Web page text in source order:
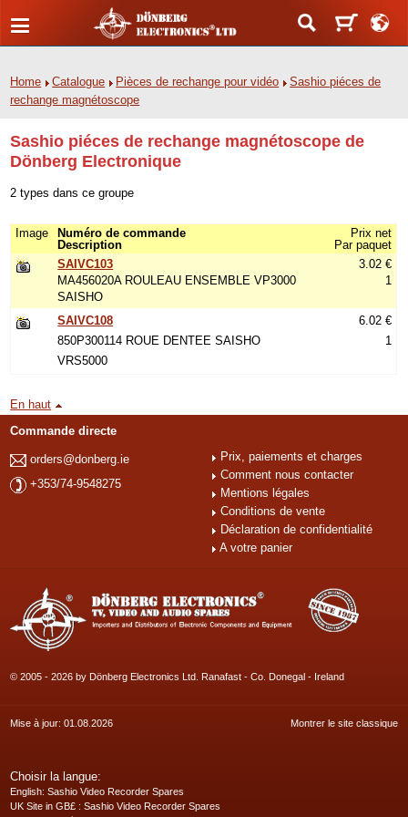
Home Catalogue Pièces de rechange pour vidéo
Sashio piéces de
rechange magnétoscope
Sashio piéces de rechange magnétoscope de
Dönberg Electronique
2 types dans ce groupe
Image
Numéro de commande
Description
Prix net
Par paquet
SAIVC103
MA456020A ROULEAU ENSEMBLE VP3000
SAISHO
3.02 €
1
SAIVC108
850P300114 ROUE DENTEE SAISHO
VRS5000
6.02 €
1
En haut
Commande directe
orders@donberg.ie
+353/74-9548275
Prix, paiements et charges
Comment nous contacter
Mentions légales
Conditions de vente
Déclaration de confidentialité
A votre panier
© 2005 - 2026 by Dönberg Electronics Ltd. Ranafast - Co. Donegal - Ireland
Mise à jour: 01.08.2026 Montrer le site classique
Choisir la langue:
English: Sashio Video Recorder Spares
UK Site in GB£ : Sashio Video Recorder Spares